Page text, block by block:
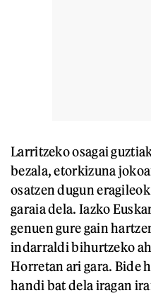
Larritzeko osagai
bezala, etorkizuna
osatzen dugun
garaia dela. Iazko
genuen gure gain
indarraldi bihurtzeko
Horretan ari gara. Bide
handi bat dela iragan